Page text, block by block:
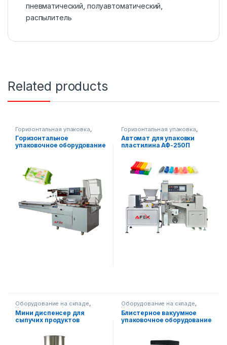
пневматический полуавтоматический
распылитель
Related products
Горизонтальная упаковка
Упаковочное оборудование
Горизонтальное
упаковочное оборудование
Горизонтальная упаковка
Упаковочное оборудование
Автомат для упаковки
пластилина АФ-250П
Оборудование на складе,
Упаковочное оборудование
Диспенсерное оборудование
Мини диспенсер для
сыпучих продуктов
Оборудование на складе,
Упаковочное оборудование
Блистерное вакуумное
упаковочное оборудование